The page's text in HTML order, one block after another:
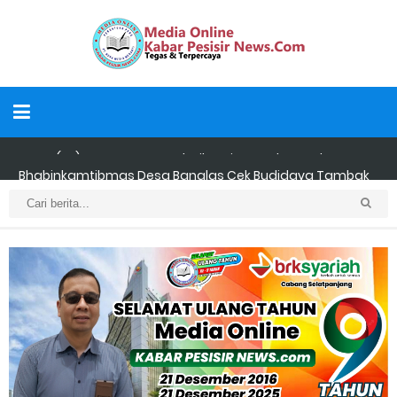
Bhabinkamtibmas Desa Banglas Cek Budidaya Tambak
Udang Warga, Diperkirakan 60.000 Ekor
Tiga Orang Putra Terbaik Desa Alah air Maju Bacalon Kades
Alah air Kecamatan Tebing tinggi Berjalan lancar
LAMR Kepulauan Meranti dan Bawaslu Bakal Laksanakan Kerja
Sama Menyambut Pemilu 2029